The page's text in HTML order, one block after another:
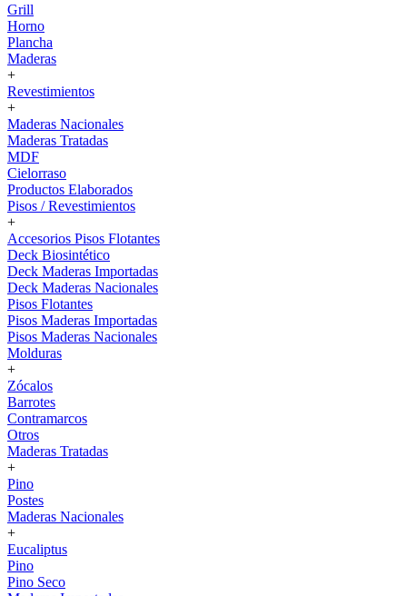
Grill
Horno
Plancha
Maderas
+
Revestimientos
+
Maderas Nacionales
Maderas Tratadas
MDF
Cielorraso
Productos Elaborados
Pisos / Revestimientos
+
Accesorios Pisos Flotantes
Deck Biosintético
Deck Maderas Importadas
Deck Maderas Nacionales
Pisos Flotantes
Pisos Maderas Importadas
Pisos Maderas Nacionales
Molduras
+
Zócalos
Barrotes
Contramarcos
Otros
Maderas Tratadas
+
Pino
Postes
Maderas Nacionales
+
Eucaliptus
Pino
Pino Seco